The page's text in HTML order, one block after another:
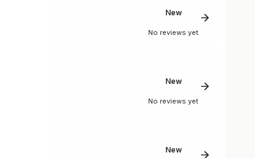
New
No reviews yet
New
No reviews yet
New